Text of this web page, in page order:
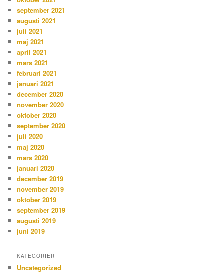
september 2021
augusti 2021
juli 2021
maj 2021
april 2021
mars 2021
februari 2021
januari 2021
december 2020
november 2020
oktober 2020
september 2020
juli 2020
maj 2020
mars 2020
januari 2020
december 2019
november 2019
oktober 2019
september 2019
augusti 2019
juni 2019
KATEGORIER
Uncategorized